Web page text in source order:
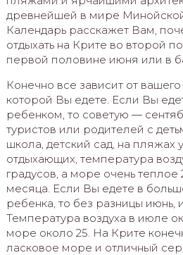
древнейшей в мире
Календарь расскажет Вам,
отдыхать на Крите во второй
первой половине июня или в
Конечно все зависит от
которой Вы едете. Если Вы
ребенком, то советую —
туристов или родителей с
школа, детский сад, на
отдыхающих, температура
градусов, а море очень теплое
месяца. Если Вы едете в
ребенка, то без разницы июнь,
Температура воздуха в июле
море около 25. На Крите
ласковое море и отличный